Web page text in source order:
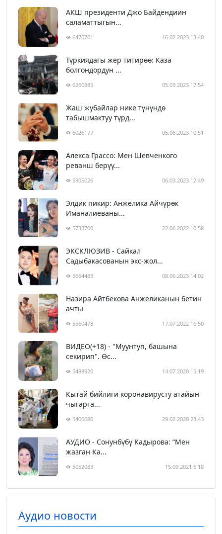
АКШ президенти Джо Байдендиин
саламаттыгын...
6470701 16.02.2023 13:40
Түркиядагы жер титирөө: Каза
болгондордун ...
6260885 05.03.2023 17:54
Жаш жубайлар нике түнүндө
табышмактуу түрд...
6026177 05.06.2023 10:51
Алекса Грассо: Мен Шевченкого
реванш берүү...
5905026 06.03.2023 12:49
Элдик пикир: Анжелика Айчүрөк
Иманалиеваны...
5733700 22.06.2022 10:58
ЭКСКЛЮЗИВ - Сайкал
Садыбакасованын экс-жол...
5664483 08.06.2023 14:02
Назира Айтбекова Анжеликанын бетин
ачты
5560478 17.07.2022 16:50
ВИДЕО(+18) - "Муунтуп, башына
секирип". Өс...
5488920 14.07.2020 15:19
Кытай бийлиги коронавирусту атайын
чыгарга...
5400080 29.02.2020 23:43
АУДИО - Сонунбүбү Кадырова: “Мен
жазган Ка...
5052083 15.09.2021 6:18
Аудио новости